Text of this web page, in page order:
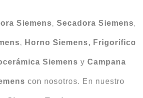
Siemens, Secadora Siemens,
, Horno Siemens, Frigorífico
Siemens y Campana
con nosotros. En nuestro